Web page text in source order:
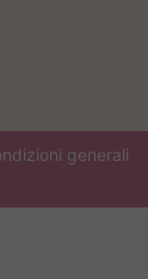
generali